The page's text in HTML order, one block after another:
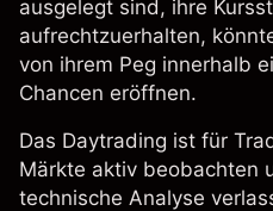
ausgelegt sind, ihre
aufrechtzuerhalten,
von ihrem Peg innerhalb
Chancen eröffnen.
Das Daytrading ist für
Märkte aktiv beobachten
technische Analyse